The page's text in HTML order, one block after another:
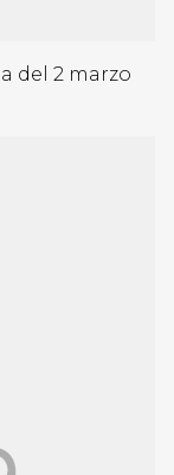
del 2 marzo